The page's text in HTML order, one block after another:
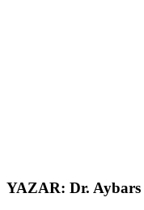
YAZAR: Dr.